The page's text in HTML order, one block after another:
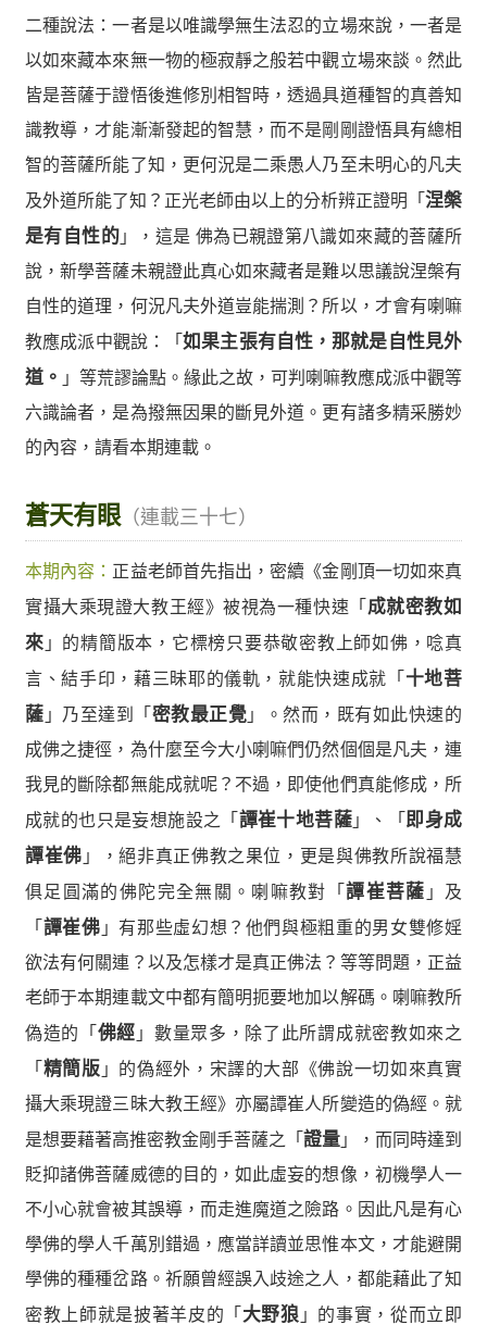
二種說法：一者是以唯識學無生法忍的立場來說，一者是
以如來藏本來無一物的極寂靜之般若中觀立場來談。然此
皆是菩薩于證悟後進修別相智時，透過具道種智的真善知
識教導，才能漸漸發起的智慧，而不是剛剛證悟具有總相
智的菩薩所能了知，更何況是二乘愚人乃至未明心的凡夫
及外道所能了知？正光老師由以上的分析辨正證明「 涅槃
是有自性的」，這是 佛為已親證第八識如來藏的菩薩所
說，新學菩薩未親證此真心如來藏者是難以思議說涅槃有
自性的道理，何況凡夫外道豈能揣測？所以，才會有喇嘛
教應成派中觀說：「如果主張有自性，那就是自性見外
道。 」等荒謬論點。緣此之故，可判喇嘛教應成派中觀等
六識論者，是為撥無因果的斷見外道。更有諸多精采勝妙
的內容，請看本期連載。
蒼天有眼（連載三十七）
本期內容： 正益老師首先指出，密續《金剛頂一切如來真
實攝大乘現證大教王經》被視為一種快速「 成就密教如
來 」的精簡版本，它標榜只要恭敬密教上師如佛，唸真
言、結手印，藉三昧耶的儀軌，就能快速成就「 十地菩
薩 」乃至達到「 密教最正覺 」。然而，既有如此快速的
成佛之捷徑，為什麼至今大小喇嘛們仍然個個是凡夫，連
我見的斷除都無能成就呢？不過，即使他們真能修成，所
成就的也只是妄想施設之「 譚崔十地菩薩 」、「 即身成
譚崔佛 」，絕非真正佛教之果位，更是與佛教所說福慧
俱足圓滿的佛陀完全無關。喇嘛教對「譚崔菩薩 」及
「 譚崔佛 」有那些虛幻想？他們與極粗重的男女雙修婬
欲法有何關連？以及怎樣才是真正佛法？等等問題，正益
老師于本期連載文中都有簡明扼要地加以解碼。喇嘛教所
偽造的「 佛經 」數量眾多，除了此所謂成就密教如來之
「 精簡版 」的偽經外，宋譯的大部《佛說一切如來真實
攝大乘現證三昧大教王經》亦屬譚崔人所變造的偽經。就
是想要藉著高推密教金剛手菩薩之「 證量 」，而同時達到
貶抑諸佛菩薩威德的目的，如此虛妄的想像，初機學人一
不小心就會被其誤導，而走進魔道之險路。因此凡是有心
學佛的學人千萬別錯過，應當詳讀並思惟本文，才能避開
學佛的種種岔路。祈願曾經誤入歧途之人，都能藉此了知
密教上師就是披著羊皮的「 大野狼 」的事實，從而立即